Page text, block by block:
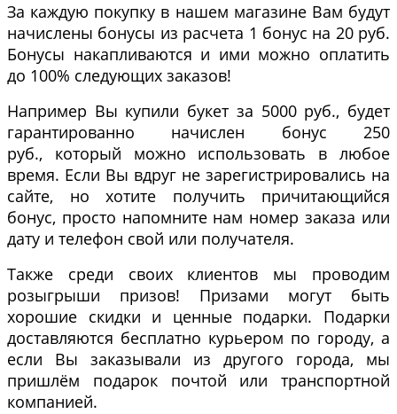
За каждую покупку в нашем магазине Вам будут
начислены бонусы из расчета 1 бонус на 20 руб.
Бонусы накапливаются и ими можно оплатить
до 100% следующих заказов!
Например Вы купили букет за 5000 руб., будет
гарантированно начислен бонус 250
руб., который можно использовать в любое
время. Если Вы вдруг не зарегистрировались на
сайте, но хотите получить причитающийся
бонус, просто напомните нам номер заказа или
дату и телефон свой или получателя.
Также среди своих клиентов мы проводим
розыгрыши призов! Призами могут быть
хорошие скидки и ценные подарки. Подарки
доставляются бесплатно курьером по городу, а
если Вы заказывали из другого города, мы
пришлём подарок почтой или транспортной
компанией.